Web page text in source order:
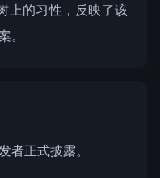
上的习性，反映了该
。
者正式披露。